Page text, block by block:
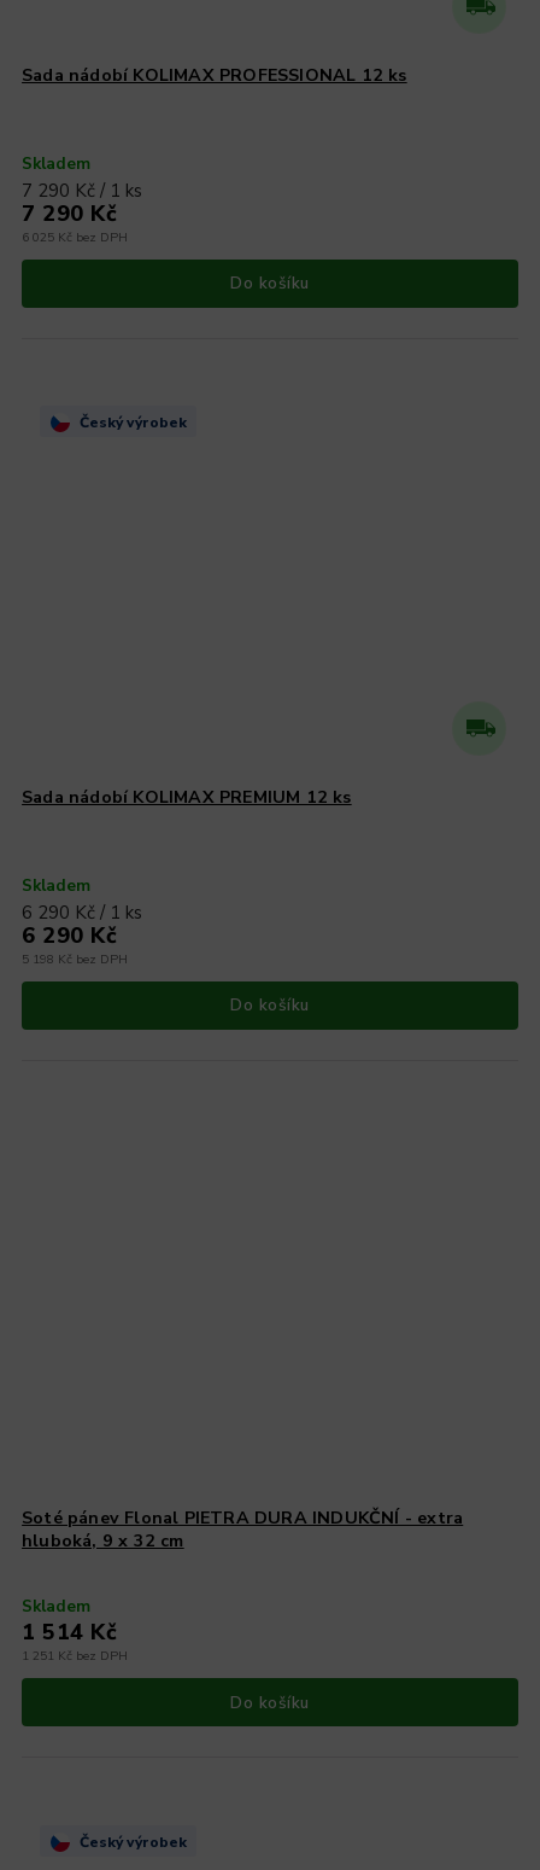
Sada nádobí KOLIMAX PROFESSIONAL 12 ks
Skladem
6 025 Kč bez DPH
7 290 Kč
7 290 Kč / 1 ks
Do košíku
Český výrobek
Sada nádobí KOLIMAX PREMIUM 12 ks
Skladem
5 198 Kč bez DPH
6 290 Kč
6 290 Kč / 1 ks
Do košíku
Soté pánev Flonal PIETRA DURA INDUKČNÍ - extra
hluboká, 9 x 32 cm
Skladem
1 251 Kč bez DPH
1 514 Kč
Do košíku
Český výrobek